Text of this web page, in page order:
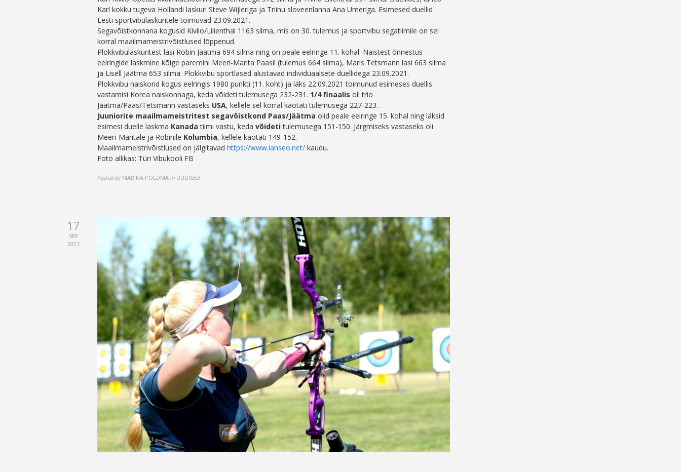
Karl kokku tugeva Hollandi laskuri Steve Wijleriga ja Triinu sloveenlanna Ana Umeriga. Esimesed duellid
Eesti sportvibulaskuritele toimuvad 23.09.2021.
Segavõistkonnana kogusid Kivilo/Lilienthal 1163 silma, mis on 30. tulemus ja sportvibu segatiimile on sel
korral maailmameistrivõistlused lõppenud.
Plokkvibulaskuritest lasi Robin Jäätma 694 silma ning on peale eelringe 11. kohal. Naistest õnnestus
eelringide laskmine kõige paremini Meeri-Marita Paasil (tulemus 664 silma), Maris Tetsmann lasi 663 silma
ja Lisell Jäätma 653 silma. Plokkvibu sportlased alustavad individuaalsete duellidega 23.09.2021.
Plokkvibu naiskond kogus eelringis 1980 punkti (11. koht) ja läks 22.09.2021 toimunud esimeses duellis
vastamisi Korea naiskonnaga, keda võideti tulemusega 232-231. 1/4 finaalis oli trio
Jäätma/Paas/Tetsmann vastaseks USA, kellele sel korral kaotati tulemusega 227-223.
Juuniorite maailmameistritest segavõistkond Paas/Jäätma olid peale eelringe 15. kohal ning läksid
esimesi duelle laskma Kanada tiimi vastu, keda võidetitulemusega 151-150. Järgmiseks vastaseks oli
Meeri-Maritale ja Robinile Kolumbia, kellele kaotati 149-152.
Maailmameistrivõistlused on jälgitavad https://www.ianseo.net/ kaudu.
Foto allikas: Türi Vibukooli FB
Posted by MARINA PÕLDMA in UUDISED
17
SEP
2021